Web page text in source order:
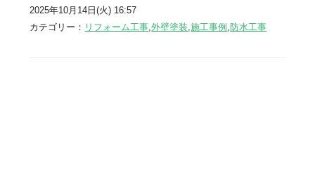
2025年10月14日(火) 16:57
カテゴリー： リフォーム工事,外壁塗装,施工事例 ,防水工事